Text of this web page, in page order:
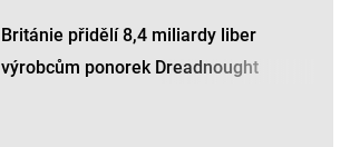
Británie přidělí 8,4 miliardy liber
výrobcům ponorek Dreadnought